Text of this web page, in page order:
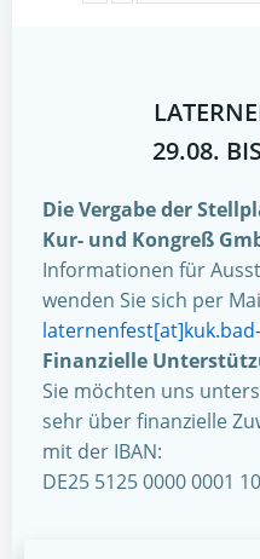
29.08.
Die Vergabe der
Kur- und Kongreß
Informationen für
wenden Sie sich per
Finanzielle
Sie möchten uns
sehr über finanzielle
mit der IBAN:
DE25 5125 0000 0001